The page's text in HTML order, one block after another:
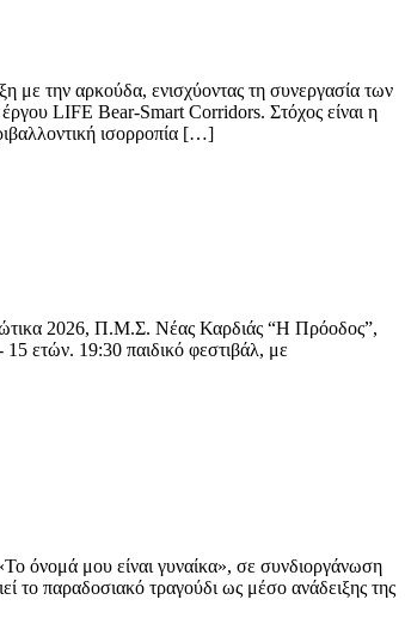
την αρκούδα, ενισχύοντας τη συνεργασία των
LIFE Bear-Smart Corridors. Στόχος είναι η
ισορροπία […]
2026, Π.Μ.Σ. Νέας Καρδιάς “Η Πρόοδος”,
15 ετών. 19:30 παιδικό φεστιβάλ, με
όνομά μου είναι γυναίκα», σε συνδιοργάνωση
παραδοσιακό τραγούδι ως μέσο ανάδειξης της